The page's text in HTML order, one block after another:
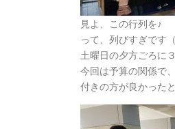
見よ、この行列を♪
って、列びすぎです（
土曜日の夕方ごろに
今回は予算の関係で
付きの方が良かった